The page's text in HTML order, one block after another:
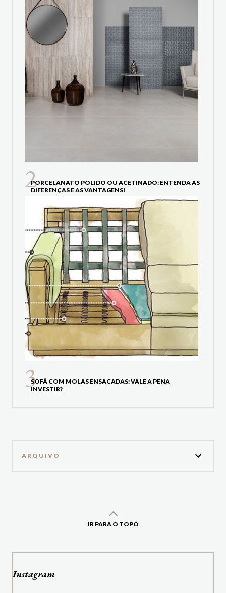
PORCELANATO POLIDO OU ACETINADO: ENTENDA AS
DIFERENÇAS E AS VANTAGENS!
SOFÁ COM MOLAS ENSACADAS: VALE A PENA
INVESTIR?
ARQUIVO
IR PARA O TOPO
Instagram